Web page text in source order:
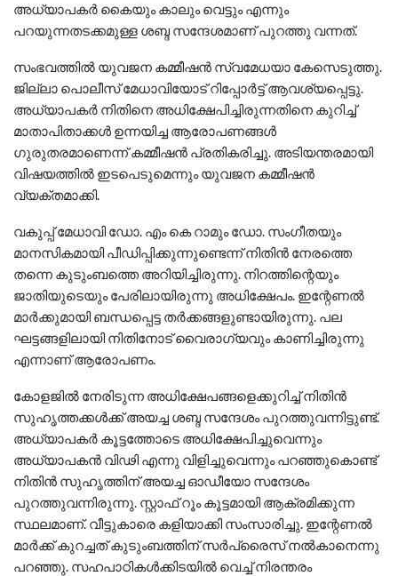
അധ്യാപകർ കൈയും കാലും വെട്ടും എന്നും
പറയുന്നതടക്കമുള്ള ശബ്ദ സന്ദേശമാണ് പുറത്തു വന്നത്.
സംഭവത്തിൽ യുവജന കമ്മീഷൻ സ്വമേധയാ കേസെടുത്തു.
ജില്ലാ പൊലീസ് മേധാവിയോട് റിപ്പോർട്ട് ആവശ്യപ്പെട്ടു.
അധ്യാപകർ നിതിനെ അധിക്ഷേപിച്ചിരുന്നതിനെ കുറിച്ച്
മാതാപിതാക്കൾ ഉന്നയിച്ച ആരോപണങ്ങൾ
ഗുരുതരമാണെന്ന് കമ്മീഷൻ പ്രതികരിച്ചു. അടിയന്തരമായി
വിഷയത്തിൽ ഇടപെടുമെന്നും യുവജന കമ്മീഷൻ
വ്യക്തമാക്കി.
‍വകുപ്പ് മേധാവി ഡോ. എം കെ റാമും ഡോ. സംഗീതയും
മാനസികമായി പീഡിപ്പിക്കുന്നുണ്ടെന്ന് നിതിൻ നേരത്തെ
തന്നെ കുടുംബത്തെ അറിയിച്ചിരുന്നു. നിറത്തിന്റെയും
ജാതിയുടെയും പേരിലായിരുന്നു അധിക്ഷേപം. ഇന്റേണൽ
മാർക്കുമായി ബന്ധപ്പെട്ട തർക്കങ്ങളുണ്ടായിരുന്നു. പല
ഘട്ടങ്ങളിലായി നിതിനോട് വൈരാഗ്യവും കാണിച്ചിരുന്നു
എന്നാണ് ആരോപണം.
കോളജിൽ നേരിടുന്ന അധിക്ഷേപങ്ങളെക്കുറിച്ച് നിതിൻ
സുഹൃത്തക്കൾക്ക് അയച്ച ശബ്ദ സന്ദേശം പുറത്തുവന്നിട്ടുണ്ട്.
അധ്യാപകർ കൂട്ടത്തോടെ അധിക്ഷേപിച്ചുവെന്നും
അധ്യാപകൻ വിഢി എന്നു വിളിച്ചുവെന്നും പറഞ്ഞുകൊണ്ട്
നിതിൻ സുഹൃത്തിന് അയച്ച ഓഡീയോ സന്ദേശം
പുറത്തുവന്നിരുന്നു. സ്റ്റാഫ് റൂം കൂട്ടമായി ആക്രമിക്കുന്ന
സ്ഥലമാണ്. വീട്ടുകാരെ കളിയാക്കി സംസാരിച്ചു. ഇന്റേണൽ
മാർക്ക് കുറച്ചത് കുടുംബത്തിന് സർപ്രൈസ് നൽകാനെന്നു
പറഞ്ഞു. സഹപാഠികൾക്കിടയിൽ വെച്ച് നിരന്തരം